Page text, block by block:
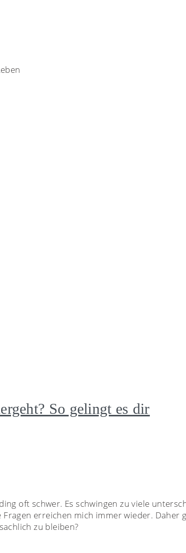
So gelingt es dir
oft schwer. Es schwingen zu viele
erreichen mich immer wieder.
zu bleiben?